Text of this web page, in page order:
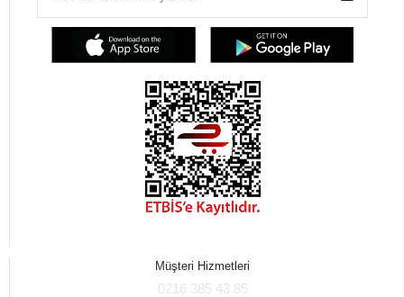
Müşteri Hizmetleri
0216 385 43 85